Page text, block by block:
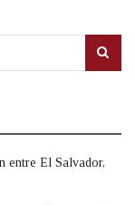
entre El Salvador,